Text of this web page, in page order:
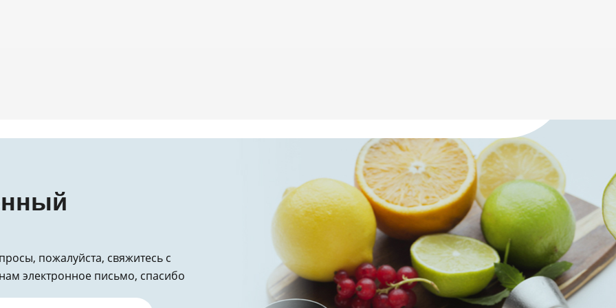
все средство для удаления накипи не будет вымыто.C. Очистите
резервуар для воды.Частота: Еженедельно.Шаги:Слейте воду из
резервуара и промойте его чистой водой.Для удаления
минеральных отложений замочите его в растворе белого
уксуса и воды, затем тщательно промойте.3. Глубокая очистка:А.
Очистите внутренние трубыЧастота:
Ежеквартальный.Шаги:Используйте чистящее средство для
кофемашин согласно инструкции.Чистящее средство будет
циркулировать по трубам, удаляя кофейные масла и остатки
кофе.После очистки запустите машину несколько раз с чистой
водой, чтобы убедиться в отсутствии остатков чистящего
средства.Б. Очистите фильтры и уплотнения.Частота:
пожалуйста, свяжитесь с
электронное письмо, спасибо